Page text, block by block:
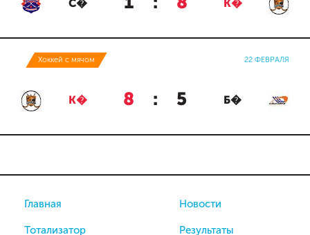
С� К�
Хоккей с мячом 22 ФЕВРАЛЯ
К� 8 : 5 Б�
Главная
Тотализатор
Новости
Результаты